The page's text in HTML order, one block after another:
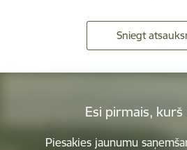
Sniegt
Esi pirmais, kurš
Piesakies jaunumu